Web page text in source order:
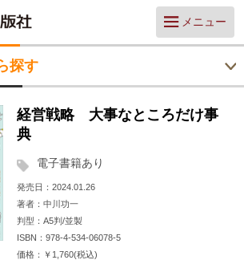
メニュー
探す
経営戦略 大事なところだけ事
典
電子書籍あり
発売日
2024.01.26
著者
中川功一
判型
A5判/並製
ISBN
978-4-534-06078-5
価格
￥1,760(税込)